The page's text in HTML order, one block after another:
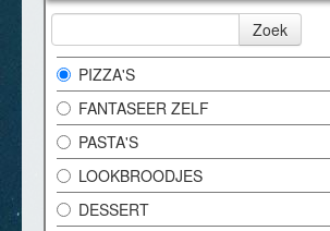
BESTELLEN
LOGIN
CONTACT
Zoek
PIZZA'S
FANTASEER ZELF
PASTA'S
LOOKBROODJES
DESSERT